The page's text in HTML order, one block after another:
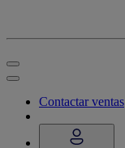
Contactar ventas